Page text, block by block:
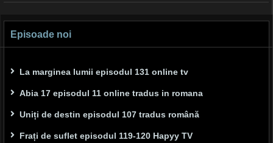
Episoade noi
La marginea lumii episodul 131 online tv
Abia 17 episodul 11 online tradus in romana
Uniți de destin episodul 107 tradus română
Frați de suflet episodul 119-120 Hapyy TV